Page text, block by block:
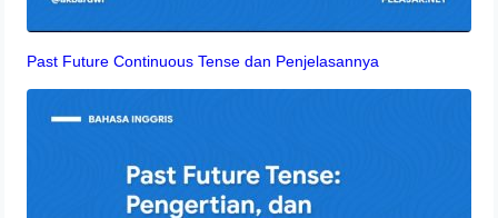
Past Future Continuous Tense dan Penjelasannya